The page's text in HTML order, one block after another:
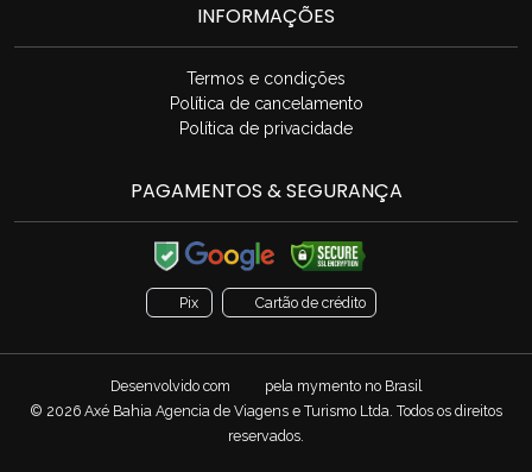
INFORMAÇÕES
Termos e condições
Política de cancelamento
Política de privacidade
PAGAMENTOS & SEGURANÇA
Pix Cartão de crédito
Desenvolvido com pela mymento no Brasil
© 2026 Axé Bahia Agencia de Viagens e Turismo Ltda. Todos os direitos
reservados.